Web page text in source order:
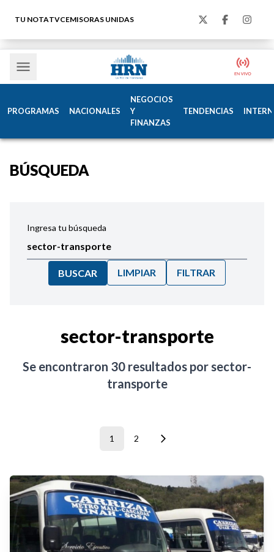
TU NOTATVCEMISORAS UNIDAS
PROGRAMAS NACIONALES
NEGOCIOS
Y
FINANZAS
TENDENCIAS
BÚSQUEDA
Ingresa tu búsqueda
BUSCAR LIMPIAR FILTRAR
sector-transporte
Se encontraron 30 resultados por sector-
transporte
1 2